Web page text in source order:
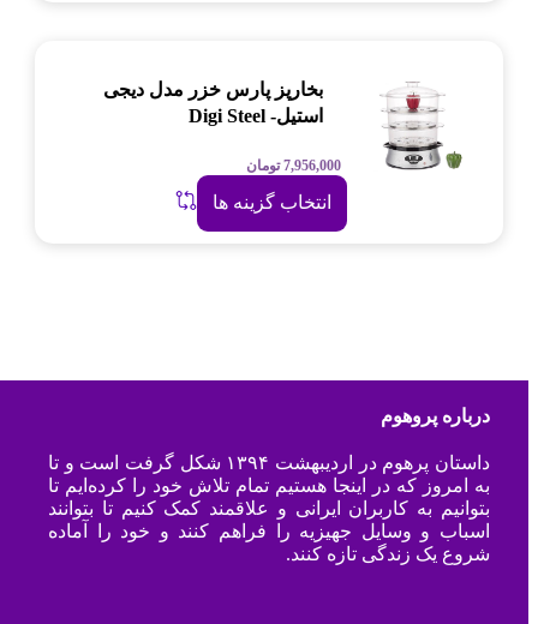
بخارپز پارس خزر مدل دیجی
استیل- Digi Steel
7,956,000 تومان
انتخاب گزینه ها
درباره پروهوم
داستان پرهوم در اردیبهشت ۱۳۹۴ شکل گرفت است و تا
به امروز که در اینجا هستیم تمام تلاش خود را کرده‌ایم تا
بتوانیم به کاربران ایرانی و علاقمند کمک کنیم تا بتوانند
اسباب و وسایل جهیزیه را فراهم کنند و خود را آماده
شروع یک زندگی تازه کنند.